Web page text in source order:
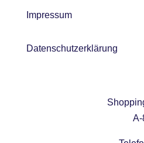
Impressum
Datenschutzerklärung
A-